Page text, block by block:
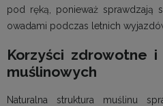
pod ręką, ponieważ sprawdzają
owadami podczas letnich
Korzyści zdrowotne
muślinowych
Naturalna struktura muślinu